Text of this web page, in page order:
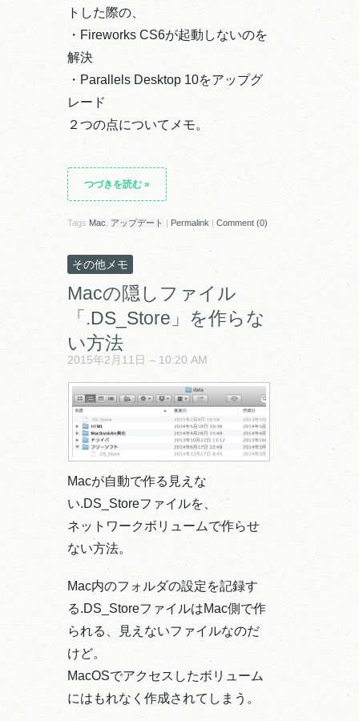
トした際の、
・Fireworks CS6が起動しないのを
解決
・Parallels Desktop 10をアップグ
レード
２つの点についてメモ。
つづきを読む »
Tags Mac アップデート | Permalink | Comment (0)
その他メモ
Macの隠しファイル
「.DS_Store」を作らな
い方法
2015年2月11日 – 10:20 AM
Macが自動で作る見えな
い.DS_Storeファイルを、
ネットワークボリュームで作らせ
ない方法。
Mac内のフォルダの設定を記録す
る.DS_StoreファイルはMac側で作
られる、見えないファイルなのだ
けど。
MacOSでアクセスしたボリューム
にはもれなく作成されてしまう。